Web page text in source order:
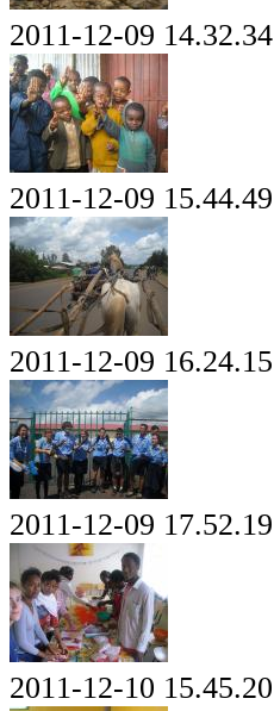
2011-12-09 14.32.34
2011-12-09 15.44.49
2011-12-09 16.24.15
2011-12-09 17.52.19
2011-12-10 15.45.20